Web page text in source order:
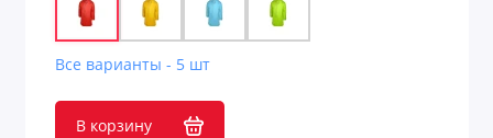
Все варианты - 5 шт
В корзину